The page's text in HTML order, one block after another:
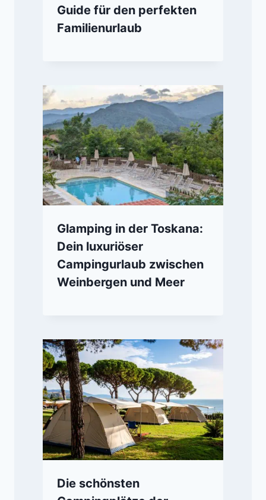
Guide für den perfekten
Familienurlaub
Glamping in der Toskana:
Dein luxuriöser
Campingurlaub zwischen
Weinbergen und Meer
Die schönsten